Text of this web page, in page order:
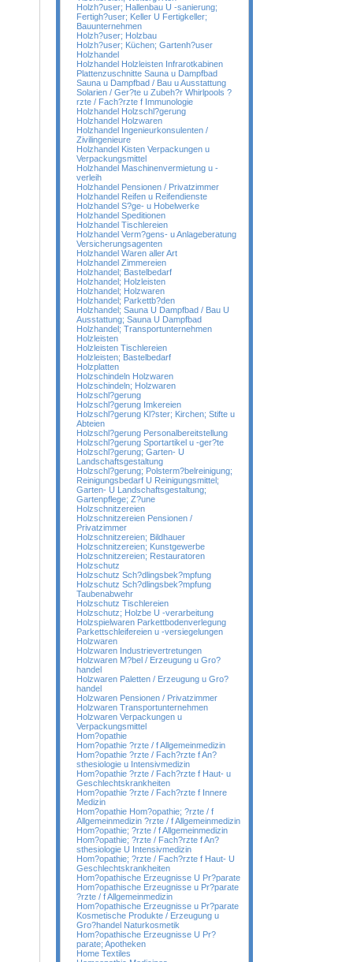
Holzh?user; Hallenbau U -sanierung;
Fertigh?user; Keller U Fertigkeller;
Bauunternehmen
Holzh?user; Holzbau
Holzh?user; Küchen; Gartenh?user
Holzhandel
Holzhandel Holzleisten Infrarotkabinen
Plattenzuschnitte Sauna u Dampfbad
Sauna u Dampfbad / Bau u Ausstattung
Solarien / Ger?te u Zubeh?r Whirlpools ?
rzte / Fach?rzte f Immunologie
Holzhandel Holzschl?gerung
Holzhandel Holzwaren
Holzhandel Ingenieurkonsulenten /
Zivilingenieure
Holzhandel Kisten Verpackungen u
Verpackungsmittel
Holzhandel Maschinenvermietung u -
verleih
Holzhandel Pensionen / Privatzimmer
Holzhandel Reifen u Reifendienste
Holzhandel S?ge- u Hobelwerke
Holzhandel Speditionen
Holzhandel Tischlereien
Holzhandel Verm?gens- u Anlageberatung
Versicherungsagenten
Holzhandel Waren aller Art
Holzhandel Zimmereien
Holzhandel; Bastelbedarf
Holzhandel; Holzleisten
Holzhandel; Holzwaren
Holzhandel; Parkettb?den
Holzhandel; Sauna U Dampfbad / Bau U
Ausstattung; Sauna U Dampfbad
Holzhandel; Transportunternehmen
Holzleisten
Holzleisten Tischlereien
Holzleisten; Bastelbedarf
Holzplatten
Holzschindeln Holzwaren
Holzschindeln; Holzwaren
Holzschl?gerung
Holzschl?gerung Imkereien
Holzschl?gerung Kl?ster; Kirchen; Stifte u
Abteien
Holzschl?gerung Personalbereitstellung
Holzschl?gerung Sportartikel u -ger?te
Holzschl?gerung; Garten- U
Landschaftsgestaltung
Holzschl?gerung; Polsterm?belreinigung;
Reinigungsbedarf U Reinigungsmittel;
Garten- U Landschaftsgestaltung;
Gartenpflege; Z?une
Holzschnitzereien
Holzschnitzereien Pensionen /
Privatzimmer
Holzschnitzereien; Bildhauer
Holzschnitzereien; Kunstgewerbe
Holzschnitzereien; Restauratoren
Holzschutz
Holzschutz Sch?dlingsbek?mpfung
Holzschutz Sch?dlingsbek?mpfung
Taubenabwehr
Holzschutz Tischlereien
Holzschutz; Holzbe U -verarbeitung
Holzspielwaren Parkettbodenverlegung
Parkettschleifereien u -versiegelungen
Holzwaren
Holzwaren Industrievertretungen
Holzwaren M?bel / Erzeugung u Gro?
handel
Holzwaren Paletten / Erzeugung u Gro?
handel
Holzwaren Pensionen / Privatzimmer
Holzwaren Transportunternehmen
Holzwaren Verpackungen u
Verpackungsmittel
Hom?opathie
Hom?opathie ?rzte / f Allgemeinmedizin
Hom?opathie ?rzte / Fach?rzte f An?
sthesiologie u Intensivmedizin
Hom?opathie ?rzte / Fach?rzte f Haut- u
Geschlechtskrankheiten
Hom?opathie ?rzte / Fach?rzte f Innere
Medizin
Hom?opathie Hom?opathie; ?rzte / f
Allgemeinmedizin ?rzte / f Allgemeinmedizin
Hom?opathie; ?rzte / f Allgemeinmedizin
Hom?opathie; ?rzte / Fach?rzte f An?
sthesiologie U Intensivmedizin
Hom?opathie; ?rzte / Fach?rzte f Haut- U
Geschlechtskrankheiten
Hom?opathische Erzeugnisse U Pr?parate
Hom?opathische Erzeugnisse u Pr?parate
?rzte / f Allgemeinmedizin
Hom?opathische Erzeugnisse u Pr?parate
Kosmetische Produkte / Erzeugung u
Gro?handel Naturkosmetik
Hom?opathische Erzeugnisse U Pr?
parate; Apotheken
Home Textiles